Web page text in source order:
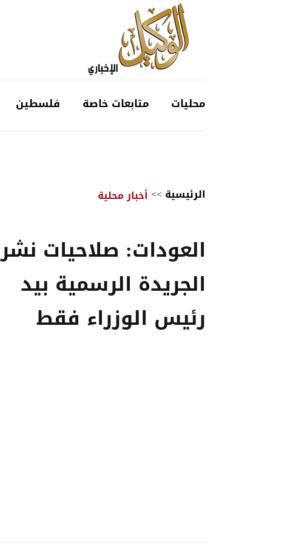
محليات متابعات خاصة فلسطين
الرئيسية>>أخبار محلية
العودات: صلاحيات نشر
الجريدة الرسمية بيد
رئيس الوزراء فقط